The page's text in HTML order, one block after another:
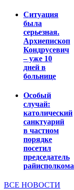
Ситуация
была
серьезная.
Архиепископ
Кондрусевич
– уже 10
дней в
больнице
Особый
случай:
католический
санктуарий
в частном
порядке
посетил
председатель
райисполкома
ВСЕ НОВОСТИ